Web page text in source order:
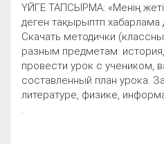
ҮЙГЕ ТАПСЫРМА: «Менің жеті
деген тақырыптп хабарлама
Скачать методички
разным предметам:
провести урок с учеником,
составленный план урока.
литературе, физике,